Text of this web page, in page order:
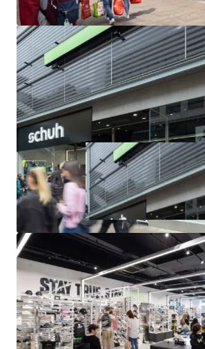
Held Long Leasehold expiring 14th
a peppercorn rent.